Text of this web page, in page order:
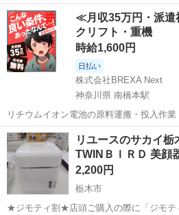
り致します。 まだ購入して1年ほどしか経
ますし、効果も変わりないです。 小山ま
いただける方優先致します。
栃木 小山市 美容家電 スチーマ
≪月収35万円・派
クリフト・重機
時給1,600円
日払い
株式会社BREXA Next
神奈川県 南橋本駅
リチウムイオン電池の原料運搬・投入作
ワンルーム寮完備！赴任旅費会社負担！
ト免許お持ちの方、活躍中！就業先食堂
市》 人気の工場のお仕事 ◇電...
神奈川 相模原市 南橋本駅 その
リユースのサカイ
TWINＢＩＲＤ 美顔
2,200円
栃木市
★ジモティ割★店頭ご購入の際に「ジモテ